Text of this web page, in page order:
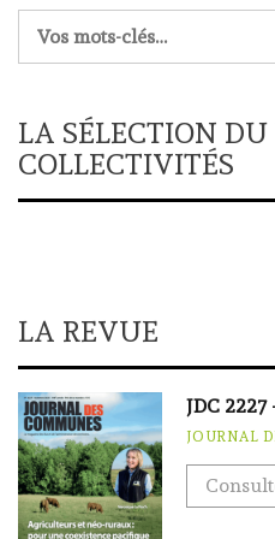
LA SÉLECTION DU
COLLECTIVITÉS
LA REVUE
JDC
JOURNAL